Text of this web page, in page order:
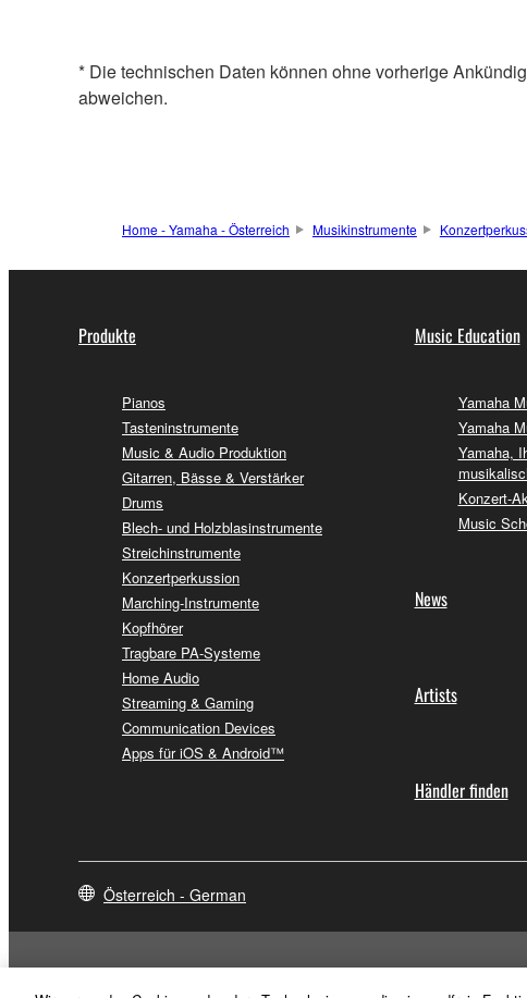
* Die technischen Daten können ohne vorherige
abweichen.
Home - Yamaha - Österreich Musikinstrumente
Produkte
Pianos
Tasteninstrumente
Music & Audio Produktion
Gitarren, Bässe & Verstärker
Drums
Blech- und Holzblasinstrumente
Streichinstrumente
Konzertperkussion
Marching-Instrumente
Kopfhörer
Tragbare PA-Systeme
Home Audio
Streaming & Gaming
Communication Devices
Apps für iOS & Android™
Music Education
Yamaha
Yamaha
Yamaha,
Konzert-
Music
News
Artists
Händler finden
Österreich - German